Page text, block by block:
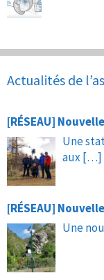
Actualités de
[RÉSEAU]
Une
aux […]
[RÉSEAU]
Une